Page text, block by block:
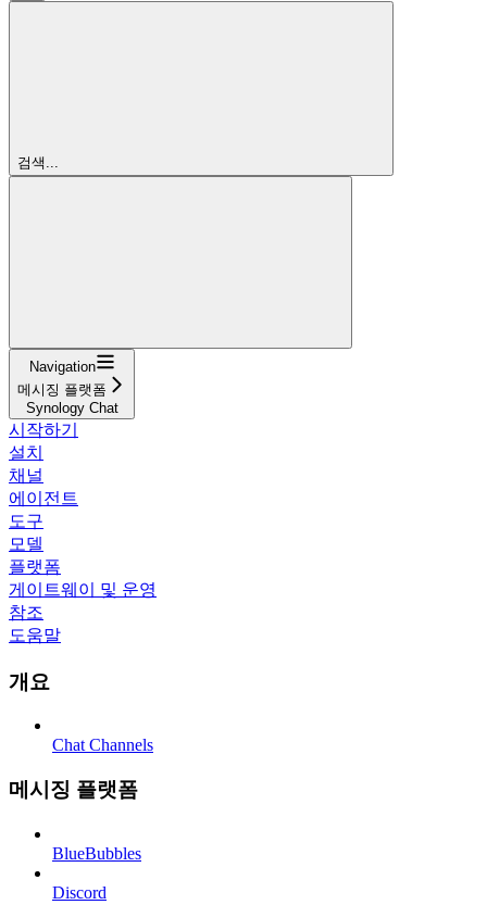
검색...
Navigation
메시징 플랫폼
Synology Chat
시작하기
설치
채널
에이전트
도구
모델
플랫폼
게이트웨이 및 운영
참조
도움말
개요
Chat Channels
메시징 플랫폼
BlueBubbles
Discord